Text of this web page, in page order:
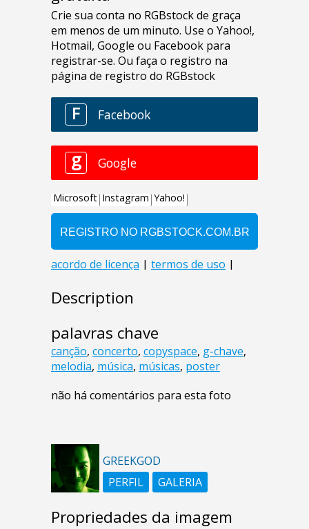
Description
palavras chave
canção, concerto, copyspace, g-chave,
melodia, música, músicas, poster
não há comentários para esta foto
GREEKGOD
PERFIL
GALERIA
Propriedades da imagem